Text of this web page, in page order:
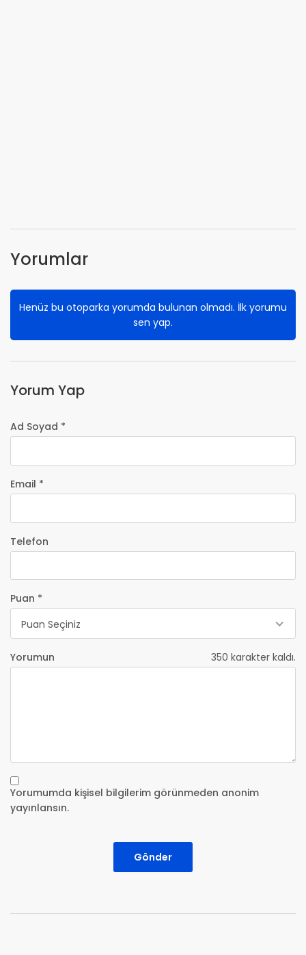
Yorumlar
Henüz bu otoparka yorumda bulunan olmadı. İlk yorumu
sen yap.
Yorum Yap
Ad Soyad *
Email *
Telefon
Puan *
Puan Seçiniz
Yorumun 350 karakter kaldı.
Yorumumda kişisel bilgilerim görünmeden anonim
yayınlansın.
Gönder